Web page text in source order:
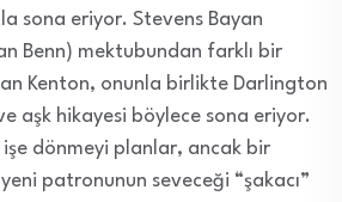
sona eriyor. Stevens Bayan
Benn) mektubundan farklı bir
Kenton, onunla birlikte Darlington
aşk hikayesi böylece sona eriyor.
işe dönmeyi planlar, ancak bir
patronunun seveceği “şakacı”